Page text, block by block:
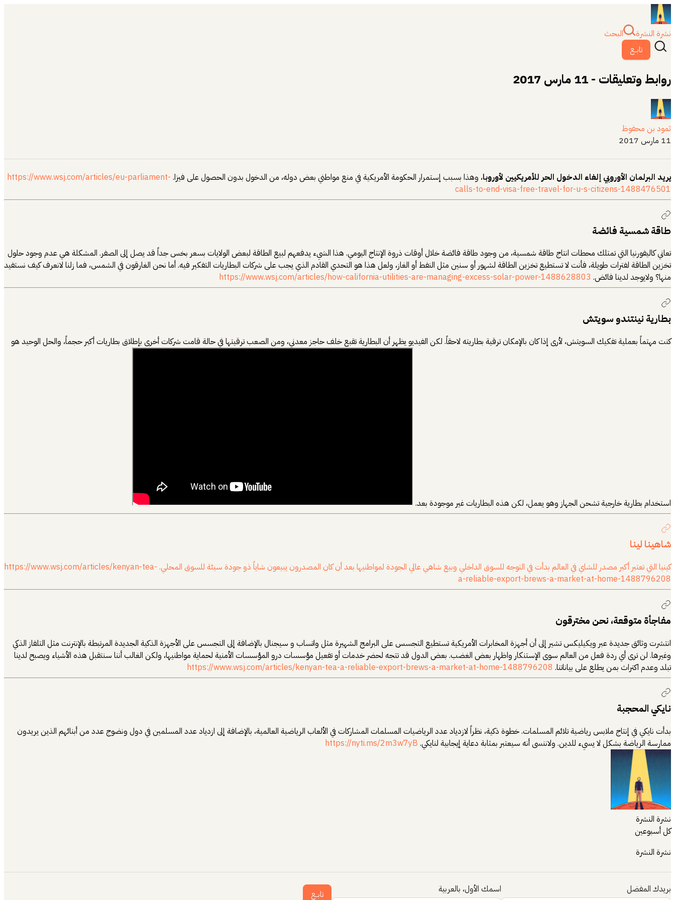
نشرة النشرة
البحث
تابــع
روابط وتعليقات - 11 مارس 2017
ثمود بن محفوظ
11 مارس 2017
يريد البرلمان الأوروبي إلغاء الدخول الحر للأمريكيين لأوروبا، وهذا بسبب إستمرار الحكومة الأمريكية في منع مواطني بعض دوله، من الدخول بدون الحصول على فيزا. https://www.wsj.com/articles/eu-parliament-
calls-to-end-visa-free-travel-for-u-s-citizens-1488476501
طاقة شمسية فائضة
تعاني كاليفورنيا التي تمتلك محطات انتاج طاقة شمسية، من وجود طاقة فائضة خلال أوقات ذروة الإنتاج اليومي. هذا الشيء يدفعهم لبيع الطاقة لبعض الولايات بسعر بخس جداً قد يصل إلى الصفر. المشكلة هي عدم وجود حلول
تخزين الطاقة لفترات طويلة، فأنت لا تستطيع تخزين الطاقة لشهور أو سنين مثل النفط أو الغاز، ولعل هذا هو التحدي القادم الذي يجب على شركات البطاريات التفكير فيه. أما نحن الغارقون في الشمس، فما زلنا لانعرف كيف نستفيد
منها؟ ولايوجد لدينا فائض. https://www.wsj.com/articles/how-california-utilities-are-managing-excess-solar-power-1488628803
بطارية نينتندو سويتش
كنت مهتماً بعملية تفكيك السويتش، لأرى إذا كان بالإمكان ترقية بطاريته لاحقاً. لكن الفيديو يظهر أن البطارية تقبع خلف حاجز معدني، ومن الصعب ترقيتها في حالة قامت شركات أخرى بإطلاق بطاريات أكبر حجماً، والحل الوحيد هو
استخدام بطارية خارجية تشحن الجهاز وهو يعمل، لكن هذه البطاريات غير موجودة بعد.
شاهينا لينا
كينيا التي تعتبر أكبر مصدر للشاي في العالم بدأت في التوجه للسوق الداخلي وبيع شاهي عالي الجودة لمواطنيها بعد أن كان المصدرون يبيعون شاياً ذو جودة سيئة للسوق المحلي. https://www.wsj.com/articles/kenyan-tea-
a-reliable-export-brews-a-market-at-home-1488796208
مفاجأة متوقعة، نحن مخترقون
انتشرت وثائق جديدة عبر ويكيليكس تشير إلى أن أجهزة المخابرات الأمريكية تستطيع التجسس على البرامج الشهيرة مثل واتساب و سيجنال بالإضافة إلى التجسس على الأجهزة الذكية الجديدة المرتبطة بالإنترنت مثل التلفاز الذكي
وغيرها. لن ترى أي ردة فعل من العالم سوى الإستنكار واظهار بعض الغضب. بعض الدول قد تتجه لحضر خدمات أو تفعيل مؤسسات درو المؤسسات الأمنية لحماية مواطنيها، ولكن الغالب أننا سنتقبل هذه الأشياء ويصبح لدينا
تبلد وعدم اكتراث بمن يطلع على بياناتنا. https://www.wsj.com/articles/kenyan-tea-a-reliable-export-brews-a-market-at-home-1488796208
نايكي المحجبة
بدأت نايكي في إنتاج ملابس رياضية تلائم المسلمات. خطوة ذكية، نظراً لازدياد عدد الرياضيات المسلمات المشاركات في الألعاب الرياضية العالمية، بالإضافة إلى ازدياد عدد المسلمين في دول ونضوج عدد من أبنائهم الذين يريدون
ممارسة الرياضة بشكل لا يسيء للدين. ولاننسى أنه سيعتبر بمثابة دعاية إيجابية لنايكي. https://nyti.ms/2m3w7yB
نشرة النشرة
كل أسبوعين
نشرة النشرة
بريدك المفضل اسمك الأول، بالعربية تابــع